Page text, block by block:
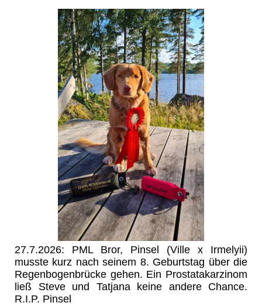
27.7.2026: PML Bror, Pinsel (Ville x Irmelyii)
musste kurz nach seinem 8. Geburtstag über die
Regenbogenbrücke gehen. Ein Prostatakarzinom
ließ Steve und Tatjana keine andere Chance.
R.I.P. Pinsel